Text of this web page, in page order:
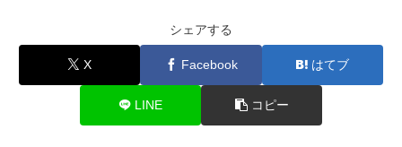
シェアする
X Facebook はてブ
LINE コピー